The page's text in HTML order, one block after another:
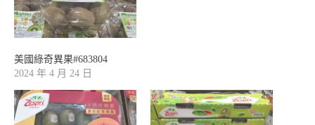
美國綠奇異果#683804
2024 年 4 月 24 日